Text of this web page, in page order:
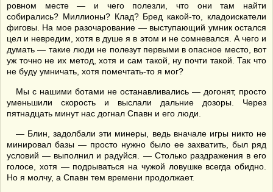
ровном месте — и чего полезли, что они там найти
собирались? Миллионы? Клад? Бред какой-то, кладоискатели
фиговы. На мое разочарование — выступающий умник остался
цел и невредим, хотя в душе я в этом и не сомневался. А чего и
думать — такие люди не полезут первыми в опасное место, вот
уж точно не их метод, хотя и сам такой, ну почти такой. Так что
не буду умничать, хотя помечтать-то я мог?
Мы с нашими ботами не останавливались — догонят, просто
уменьшили скорость и выслали дальние дозоры. Через
пятнадцать минут нас догнал Спавн и его люди.
— Блин, задолбали эти минеры, ведь вначале игры никто не
минировал базы — просто нужно было ее захватить, был ряд
условий — выполнил и радуйся. — Столько раздражения в его
голосе, хотя — подрываться на чужой ловушке всегда обидно.
Но я молчу, а Спавн тем времени продолжает.